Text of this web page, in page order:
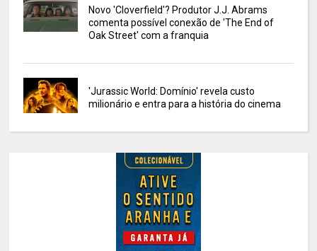
Novo 'Cloverfield'? Produtor J.J. Abrams
comenta possível conexão de 'The End of
Oak Street' com a franquia
'Jurassic World: Domínio' revela custo
milionário e entra para a história do cinema